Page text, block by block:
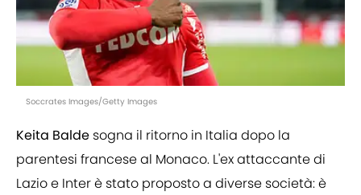
Soccrates Images/Getty Images
Keita Balde sogna il ritorno in Italia dopo la
parentesi francese al Monaco. L'ex attaccante di
Lazio e Inter è stato proposto a diverse società: è